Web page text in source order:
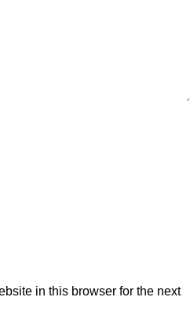
in this browser for the next